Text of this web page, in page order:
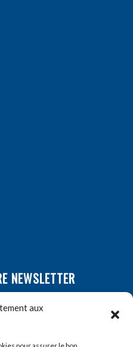
aux
NEWSLETTER